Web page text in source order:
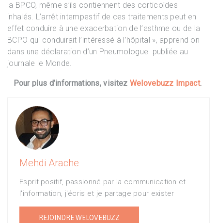
la BPCO, même s’ils contiennent des corticoïdes
inhalés. L’arrêt intempestif de ces traitements peut en
effet conduire à une exacerbation de l’asthme ou de la
BCPO qui conduirait l’intéressé à l’hôpital », apprend on
dans une déclaration d’un Pneumologue publiée au
journale le Monde.
Pour plus d’informations, visitez Welovebuzz Impact.
Mehdi Arache
Esprit positif, passionné par la communication et
l'information, j'écris et je partage pour exister
REJOINDRE WELOVEBUZZ